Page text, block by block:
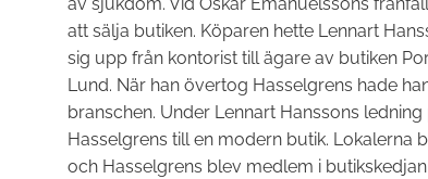
att sälja butiken. Köparen hette Lennart
sig upp från kontorist till ägare av butiken
Lund. När han övertog Hasselgrens hade
branschen. Under Lennart Hanssons
Hasselgrens till en modern butik.
och Hasselgrens blev medlem i